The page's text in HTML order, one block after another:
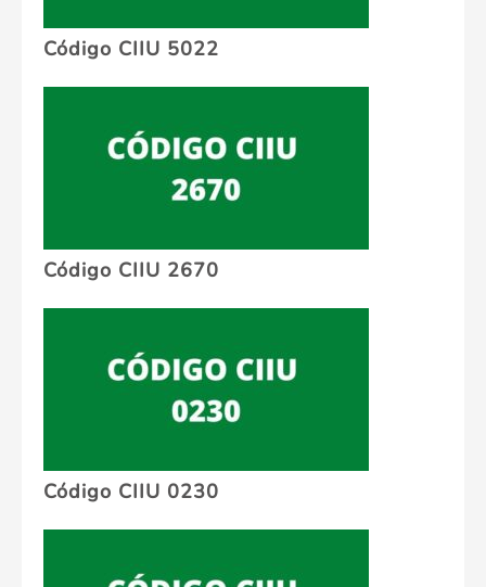
Código CIIU 5022
Código CIIU 2670
Código CIIU 0230